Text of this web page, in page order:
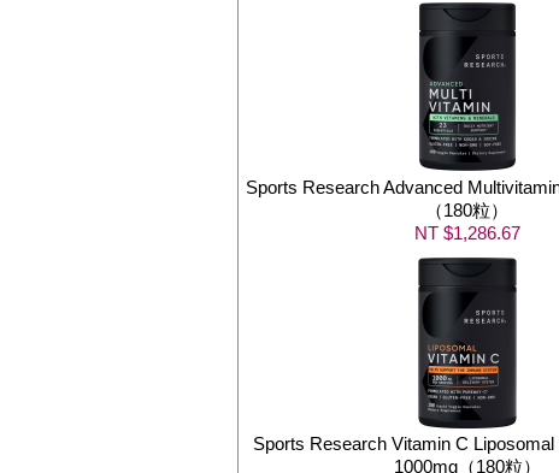
Sports Research Advanced
（180粒）
NT $1,286.67
Sports Research Vitamin C
1000mg（180粒）